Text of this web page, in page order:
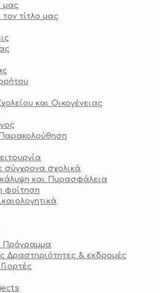
μας
τίτλο μας
και Οικογένειας
σχολικά
και Πυρασφάλεια
φοίτηση
Πρόγραμμα
Δραστηριότητες & εκδρομές